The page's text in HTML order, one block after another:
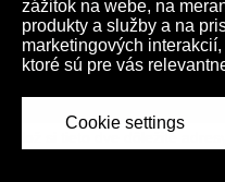
Ulož si tieto dve dôležité adresy